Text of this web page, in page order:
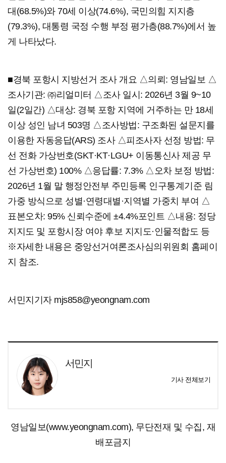
대(68.5%)와 70세 이상(74.6%), 국민의힘 지지층
(79.3%), 대통령 국정 수행 부정 평가층(88.7%)에서 높
게 나타났다.
■경북 포항시 지방선거 조사 개요 △의뢰: 영남일보 △
조사기관: ㈜리얼미터 △조사 일시: 2026년 3월 9~10
일(2일간) △대상: 경북 포항 지역에 거주하는 만 18세
이상 성인 남녀 503명 △조사방법: 구조화된 설문지를
이용한 자동응답(ARS) 조사 △피조사자 선정 방법: 무
선 전화 가상번호(SKT·KT·LGU+ 이동통신사 제공 무
선 가상번호) 100% △응답률: 7.3% △오차 보정 방법:
2026년 1월 말 행정안전부 주민등록 인구통계기준 림
가중 방식으로 성별·연령대별·지역별 가중치 부여 △
표본오차: 95% 신뢰수준에 ±4.4%포인트 △내용: 정당
지지도 및 포항시장 여야 후보 지지도·인물적합도 등
※자세한 내용은 중앙선거여론조사심의위원회 홈페이
지 참조.
서민지기자 mjs858@yeongnam.com
서민지
기사 전체보기
영남일보(www.yeongnam.com), 무단전재 및 수집, 재
배포금지